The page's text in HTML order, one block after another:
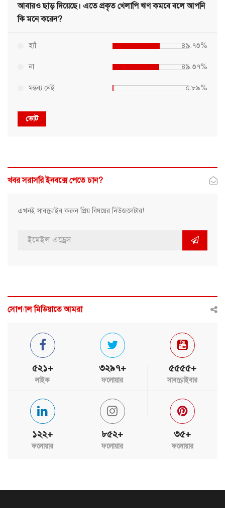
আবারও ছাড় দিয়েছে। এতে প্রকৃত খেলাপি ঋণ কমবে বলে আপনি
কি মনে করেন?
হ্যাঁ ৪৯.৭৩%
না ৪৯.৩৭%
মন্তব্য নেই ০.৮৯%
ভোট
খবর সরাসরি ইনবক্সে পেতে চান?
এখনই সাবস্ক্রাইব করুন প্রিয় বিষয়ের নিউজলেটার!
সোশ্যাল মিডিয়াতে আমরা
৫২১+
লাইক
৩২৯৭+
ফলোয়ার
৫৫৫৫+
সাবস্ক্রাইবার
১২২+
ফলোয়ার
৮৫২+
ফলোয়ার
৩৫+
ফলোয়ার